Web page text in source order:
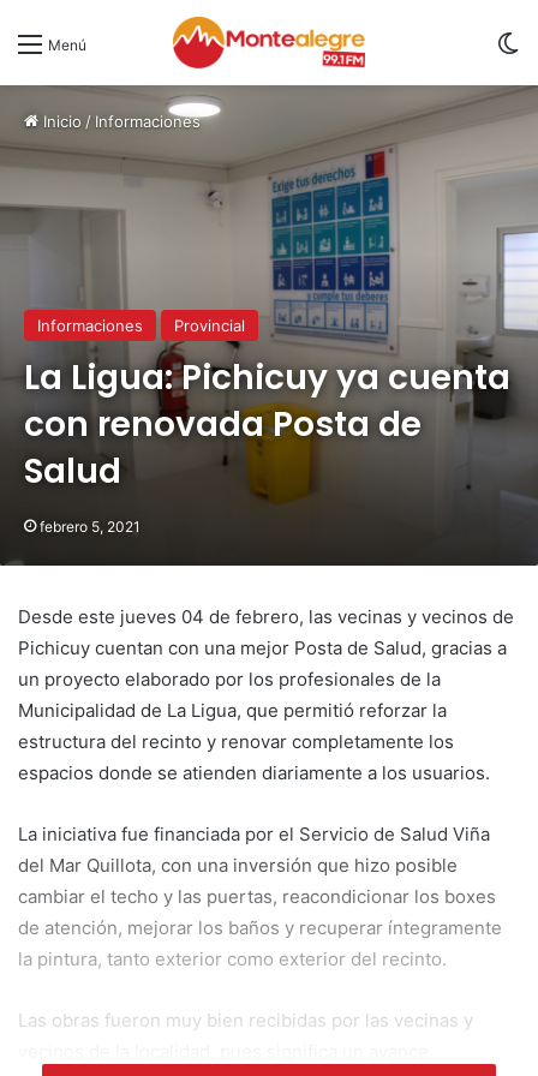
Menú
Inicio / Informaciones
Informaciones Provincial
La Ligua: Pichicuy ya cuenta
con renovada Posta de
Salud
febrero 5, 2021
Desde este jueves 04 de febrero, las vecinas y vecinos de
Pichicuy cuentan con una mejor Posta de Salud, gracias a
un proyecto elaborado por los profesionales de la
Municipalidad de La Ligua, que permitió reforzar la
estructura del recinto y renovar completamente los
espacios donde se atienden diariamente a los usuarios.
La iniciativa fue financiada por el Servicio de Salud Viña
del Mar Quillota, con una inversión que hizo posible
cambiar el techo y las puertas, reacondicionar los boxes
de atención, mejorar los baños y recuperar íntegramente
la pintura, tanto exterior como exterior del recinto.
Las obras fueron muy bien recibidas por las vecinas y